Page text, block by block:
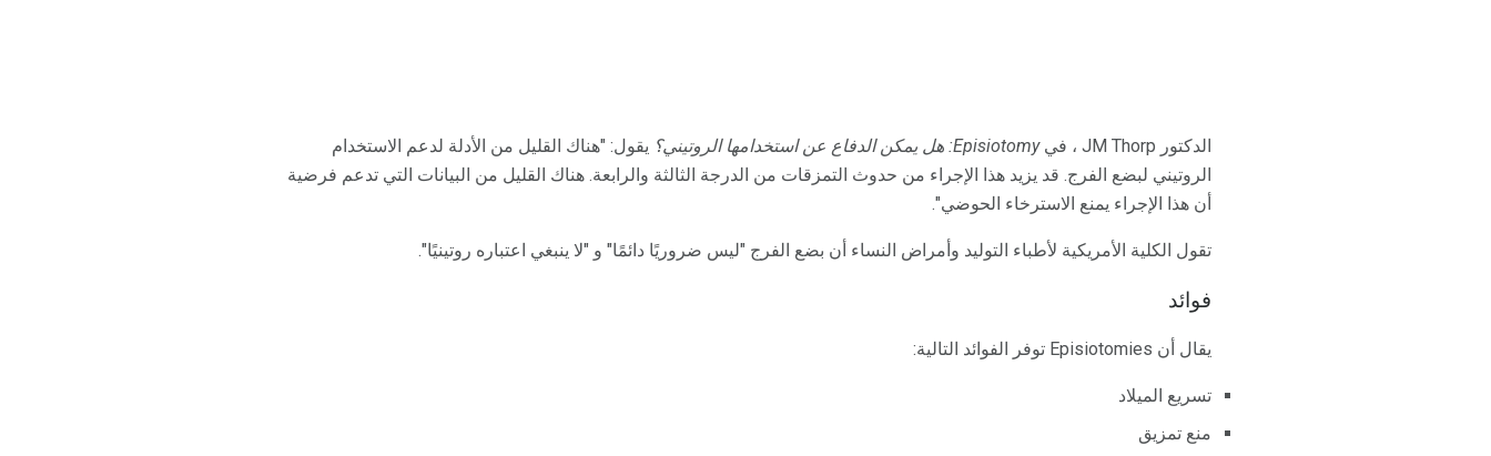
الدكتور JM Thorp ، في Episiotomy: هل يمكن الدفاع عن استخدامها الروتيني؟
يقول: "هناك القليل من الأدلة لدعم الاستخدام
الروتيني لبضع الفرج. قد يزيد هذا الإجراء من حدوث التمزقات من الدرجة الثالثة والرابعة. هناك القليل من البيانات التي تدعم فرضية
أن هذا الإجراء يمنع الاسترخاء الحوضي".
تقول الكلية الأمريكية لأطباء التوليد وأمراض النساء أن بضع الفرج "ليس ضروريًا دائمًا" و "لا ينبغي اعتباره روتينيًا".
فوائد
يقال أن Episiotomies توفر الفوائد التالية:
تسريع الميلاد
منع تمزيق